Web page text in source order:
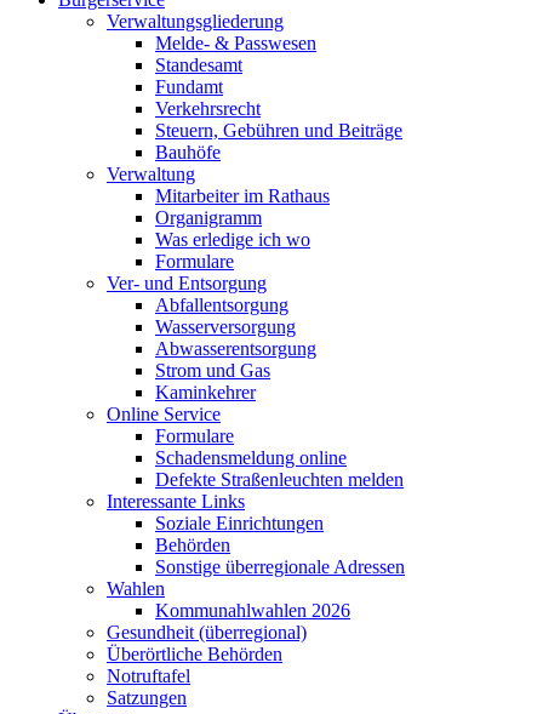
Verwaltungsgliederung
Melde- & Passwesen
Standesamt
Fundamt
Verkehrsrecht
Steuern, Gebühren und Beiträge
Bauhöfe
Verwaltung
Mitarbeiter im Rathaus
Organigramm
Was erledige ich wo
Formulare
Ver- und Entsorgung
Abfallentsorgung
Wasserversorgung
Abwasserentsorgung
Strom und Gas
Kaminkehrer
Online Service
Formulare
Schadensmeldung online
Defekte Straßenleuchten melden
Interessante Links
Soziale Einrichtungen
Behörden
Sonstige überregionale Adressen
Wahlen
Kommunahlwahlen 2026
Gesundheit (überregional)
Überörtliche Behörden
Notruftafel
Satzungen